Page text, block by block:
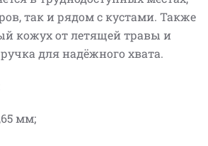
так и рядом с кустами. Также
кожух от летящей травы и
для надёжного хвата.
мм;